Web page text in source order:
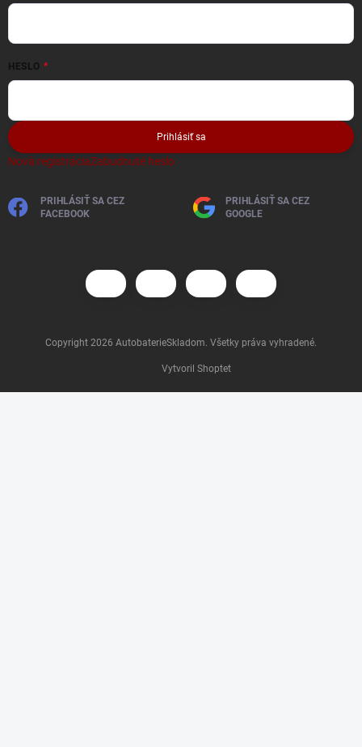
HESLO
Prihlásiť sa
Nová registráciaZabudnuté heslo
PRIHLÁSIŤ SA CEZ
FACEBOOK
PRIHLÁSIŤ SA CEZ
GOOGLE
Vytvoril Shoptet
Copyright 2026 AutobaterieSkladom. Všetky práva vyhradené.